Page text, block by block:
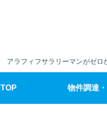
アラフィフサラリーマンがゼ
TOP 物件調達